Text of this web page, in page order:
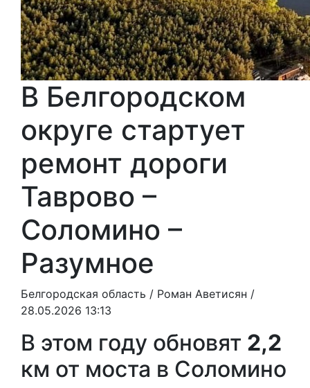
В Белгородском
округе стартует
ремонт дороги
Таврово –
Соломино –
Разумное
Белгородская область / Роман Аветисян /
28.05.2026 13:13
В этом году обновят 2,2
км от моста в Соломино